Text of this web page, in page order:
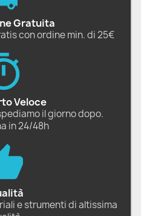
Gratuita
con ordine min. di 25€
Veloce
il giorno dopo.
in 24/48h
e strumenti di altissima